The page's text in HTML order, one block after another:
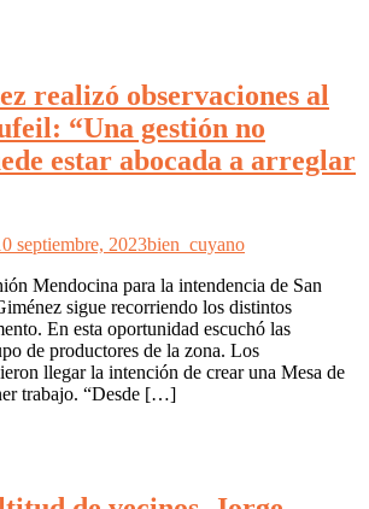
realizó observaciones al
“Una gestión no
estar abocada a arreglar
septiembre, 2023bien_cuyano
Mendocina para la intendencia de San
sigue recorriendo los distintos
En esta oportunidad escuchó las
de productores de la zona. Los
llegar la intención de crear una Mesa de
trabajo. “Desde […]